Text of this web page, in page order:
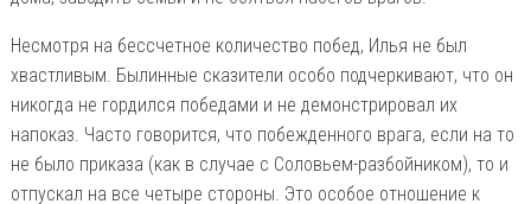
Несмотря на бессчетное количество побед, Илья не был
хвастливым. Былинные сказители особо подчеркивают, что он
никогда не гордился победами и не демонстрировал их
напоказ. Часто говорится, что побежденного врага, если на то
не было приказа (как в случае с Соловьем-разбойником), то и
отпускал на все четыре стороны. Это особое отношение к